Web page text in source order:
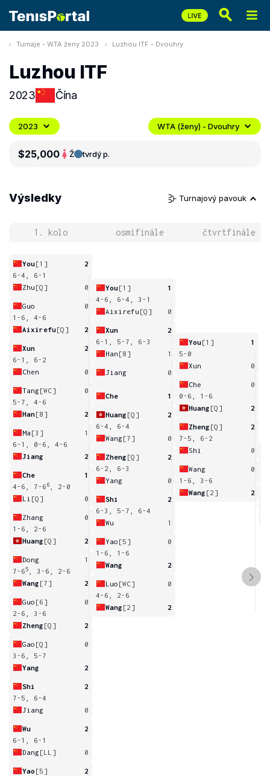
Turnaje - WTA ženy 2023 Luzhou ITF - Dvouhry
Luzhou ITF
2023 Čína
2023 WTA (ženy) - Dvouhry
$25,000 Ž tvrdý p.
Výsledky Turnajový pavouk
1. kolo osmifinále čtvrtfinále
You[1]
2
6-4, 6-1
Zhu [Q] 0
Guo
0
1-6, 4-6
Aixirefu[Q] 2
Xun
2
6-1, 6-2
Chen
0
Tang[WC]
0
5-7, 4-6
Han[8] 2
Ma [3]
1
6-1, 0-6, 4-6
Jiang
2
Che
1
4-6, 7-6 6
, 2-0
Li [Q] 0
Zhang
0
1-6, 2-6
Huang [Q] 2
Dong
1
7-6 5
, 3-6, 2-6
Wang [7] 2
Guo [6]
0
2-6, 3-6
Zheng [Q] 2
Gao [Q]
0
3-6, 5-7
Yang
2
Shi
2
7-5, 6-4
Jiang
0
Wu
2
6-1, 6-1
Dang[LL] 0
Yao [5]
2
You[1]
1
4-6, 6-4, 3-1
Aixirefu [Q] 0
Xun
2
6-1, 5-7, 6-3
Han [8] 1
Jiang 0
Che 1
Huang [Q]
2
6-4, 6-4
Wang[7] 0
Zheng [Q]
2
6-2, 6-3
Yang
0
Shi
2
6-3, 5-7, 6-4
Wu
1
Yao [5]
0
1-6, 1-6
Wang
2
Luo [WC]
0
4-6, 2-6
Wang [2] 2
You[1]
1
5-0
Xun
0
Che
0
0-6, 1-6
Huang [Q] 2
Zheng [Q]
2
7-5, 6-2
Shi
0
Wang
0
1-6, 3-6
Wang [2] 2